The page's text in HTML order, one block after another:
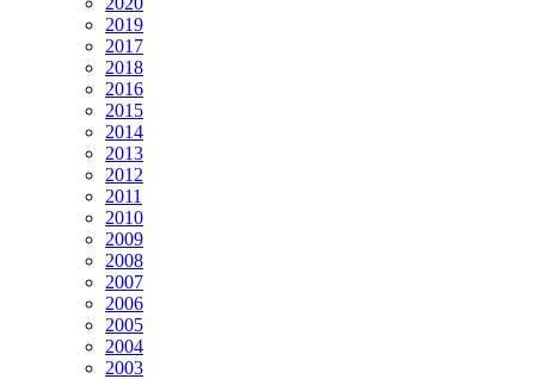
2019
2017
2018
2016
2015
2014
2013
2012
2011
2010
2009
2008
2007
2006
2005
2004
2003